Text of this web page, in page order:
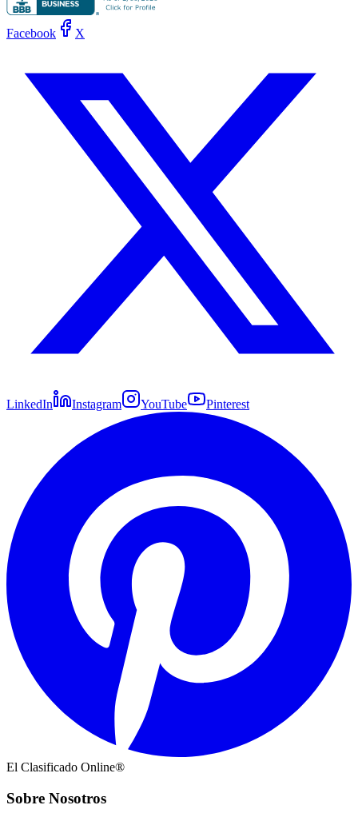
Facebook X
LinkedIn Instagram YouTube Pinterest
El Clasificado Online®
Sobre Nosotros